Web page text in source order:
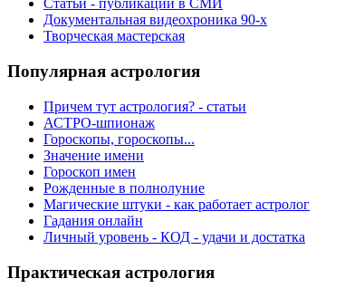
Cтатьи - публикации в СМИ
Документальная видеохроника 90-х
Творческая мастерская
Популярная астрология
Причем тут астрология? - статьи
АСТРО-шпионаж
Гороскопы, гороскопы...
Значение имени
Гороскоп имен
Рожденные в полнолуние
Магические штуки - как работает астролог
Гадания онлайн
Личный уровень - КОД - удачи и достатка
Практическая астрология